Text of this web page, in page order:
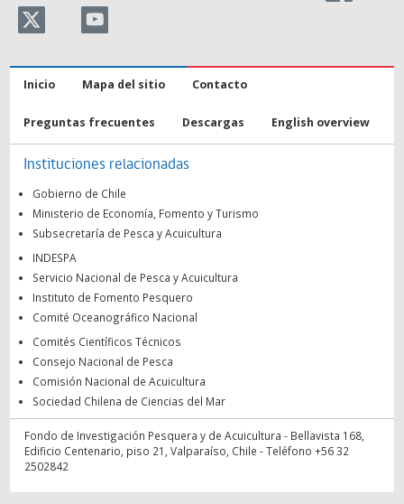
Inicio Mapa del sitio Contacto
Preguntas frecuentes Descargas English overview
Instituciones relacionadas
Gobierno de Chile
Ministerio de Economía, Fomento y Turismo
Subsecretaría de Pesca y Acuicultura
INDESPA
Servicio Nacional de Pesca y Acuicultura
Instituto de Fomento Pesquero
Comité Oceanográfico Nacional
Comités Científicos Técnicos
Consejo Nacional de Pesca
Comisión Nacional de Acuicultura
Sociedad Chilena de Ciencias del Mar
Fondo de Investigación Pesquera y de Acuicultura - Bellavista 168,
Edificio Centenario, piso 21, Valparaíso, Chile - Teléfono +56 32
2502842